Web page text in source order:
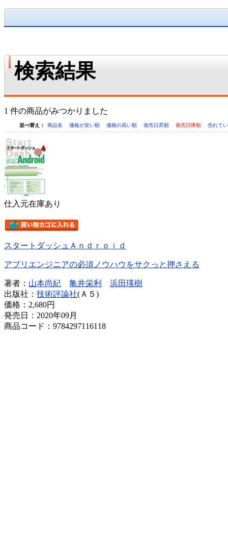
検索結果
1 件の商品がみつかりました
並べ替え： 商品名 価格が安い順 価格の高い順 発売日昇順 発売日降順 売れて
仕入元在庫あり
スタートダッシュＡｎｄｒｏｉｄ
アプリエンジニアの必須ノウハウをサクっと押さえる
著者： 山本尚紀 亀井栄利
浜田瑛樹
出版社： 技術評論社(Ａ５)
価格： 2,680円
発売日：2020年09月
商品コード：9784297116118